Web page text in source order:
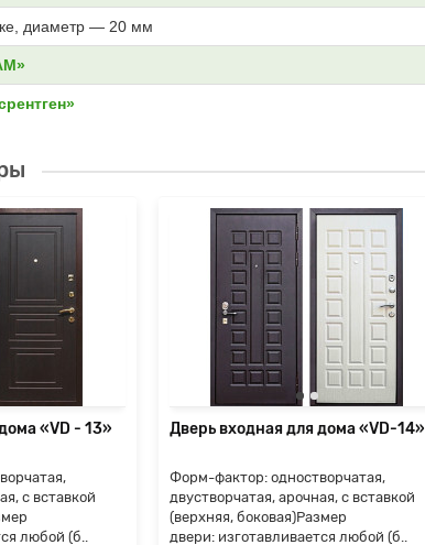
диаметр — 20 мм
«VD - 13»
с вставкой
любой (б..
Дверь входная для дома «VD-14»
Форм-фактор: одностворчатая,
двустворчатая, арочная, с вставкой
(верхняя, боковая)Размер
двери: изготавливается любой (б..